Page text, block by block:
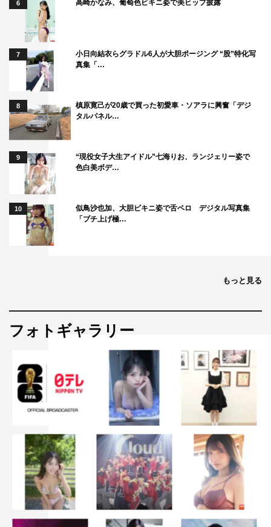
6 高崎かなみ、葡萄色ビキニ姿で美ヒップ披露
7
小日向結衣らグラドル6人が大胆ポージング “股”特化写
真集「…
8
槙原寛己が20歳で買った初愛車・ソアラに興奮「デジ
タルパネル…
9
“現役女子大生アイドル”七海りお、ランジェリー姿で
色白美ボデ…
10
似鳥沙也加、大胆ビキニ姿で舌ペロ デジタル写真集
「ブチ上げ極…
もっと見る
フォトギャラリー